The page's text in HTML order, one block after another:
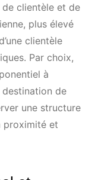
de clientèle et de
plus élevé
clientèle
Par choix,
à
destination de
une structure
proximité et